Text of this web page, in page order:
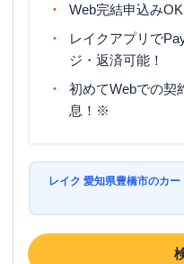
Web完結申込みOK
レイクアプリで
ジ・返済可能！
初めてWebでの契
息！※
レイク 愛知県豊橋市のカ